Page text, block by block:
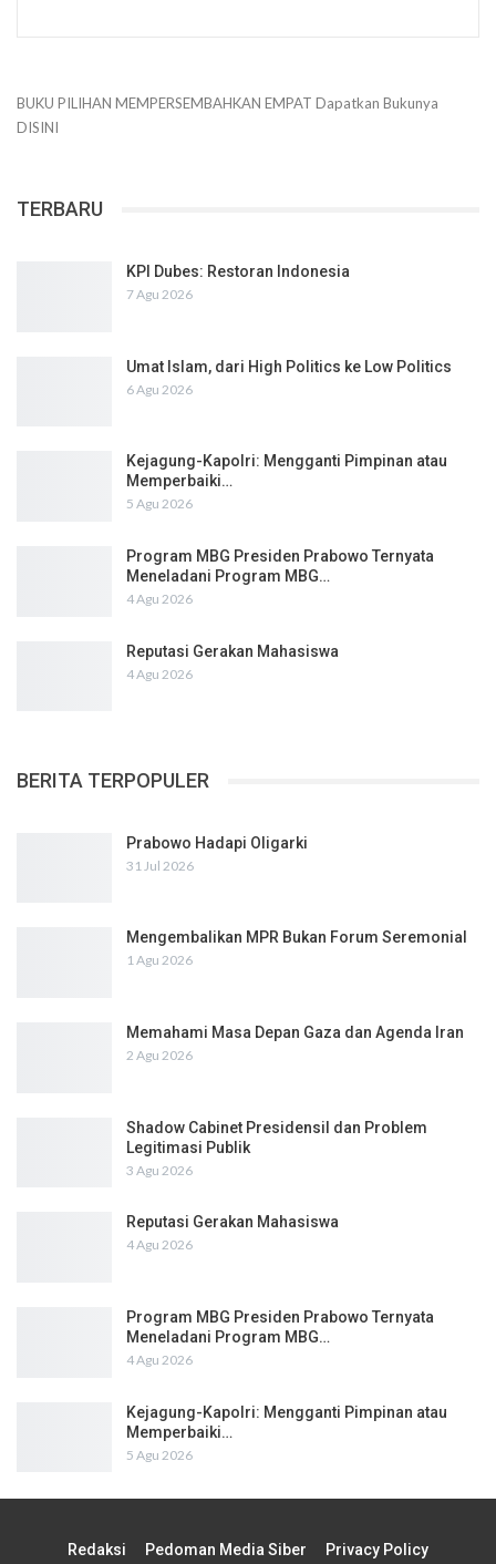
BUKU PILIHAN MEMPERSEMBAHKAN EMPAT Dapatkan Bukunya
DISINI
TERBARU
KPI Dubes: Restoran Indonesia
7 Agu 2026
Umat Islam, dari High Politics ke Low Politics
6 Agu 2026
Kejagung-Kapolri: Mengganti Pimpinan atau
Memperbaiki…
5 Agu 2026
Program MBG Presiden Prabowo Ternyata
Meneladani Program MBG…
4 Agu 2026
Reputasi Gerakan Mahasiswa
4 Agu 2026
BERITA TERPOPULER
Prabowo Hadapi Oligarki
31 Jul 2026
Mengembalikan MPR Bukan Forum Seremonial
1 Agu 2026
Memahami Masa Depan Gaza dan Agenda Iran
2 Agu 2026
Shadow Cabinet Presidensil dan Problem
Legitimasi Publik
3 Agu 2026
Reputasi Gerakan Mahasiswa
4 Agu 2026
Program MBG Presiden Prabowo Ternyata
Meneladani Program MBG…
4 Agu 2026
Kejagung-Kapolri: Mengganti Pimpinan atau
Memperbaiki…
5 Agu 2026
Redaksi Pedoman Media Siber Privacy Policy